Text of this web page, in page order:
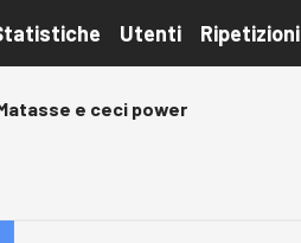
Utenti Ripetizioni
e ceci power